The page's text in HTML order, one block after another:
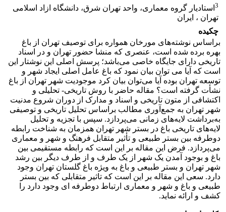
3 استادیار گروه معماری، واحد تهران شرق، دانشگاه ازاد اسلامی
تهران ، ایران
چکیده
‌براساس نوشته‌های مورخان همواره برای توصیف تهران از باغ
بهره برده شده است، عنصری که منشا حضور تهران و در اسناد
تاریخی دارای جایگاه خاصی می‌باشد؛ پرسش اصلی این نوشتار این
است که آیا می توان بیان نمود که باغ عامل اصلی ایجاد شهر و
توسعه تهران بوده آیا می‌توان بیان کرد موجودیت شهر تهران از باغ
نشأت گرفته است؟ مقاله حاضر با روش تاریخی- تحلیلی و
اکتشافی از متون تاریخی و اسناد و مدارک از دوران شروع مدنیت
شهر تهران به جمع‌آوری مطالب براساس تحلیل تاریخی و توصیفی
به‌برداشت لایه‌های زمانی می‌پردازد. سپس با تجزیه و تحلیل
لایه‌های تاریخی باغ در بستر شهر تهران همزمان به شناخت رابطه
دوطرفه بین بستر طبیعی و تأثیر متقابل فرهنگ و شهر و معماری
می‌پردازد. فرض این مقاله بر این است که رابطه مستقیمی بین
باغ و بوجود آمدن یک شهر از یک طرف و از طرف دیگر بین رشد
شهر تهران و بستر طبیعی و باغ به ویژه باغ گلستان تهران وجود
دارد. سعی این مقاله بر این است که تاثیر متقابلی که بین بستر
طبیعی و باغ و شهر و معماری ارتباط دوطرفه ای وجود دارد را
کشف و ارائه نماید.